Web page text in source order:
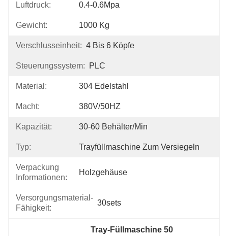
Luftdruck: 0.4-0.6Mpa
Gewicht: 1000 Kg
Verschlusseinheit: 4 Bis 6 Köpfe
Steuerungssystem: PLC
Material: 304 Edelstahl
Macht: 380V/50HZ
Kapazität: 30-60 Behälter/min
Typ: Trayfüllmaschine Zum Versiegeln
Verpackung
Informationen:
Holzgehäuse
Versorgungsmaterial-
Fähigkeit:
30sets
Tray-Füllmaschine 50